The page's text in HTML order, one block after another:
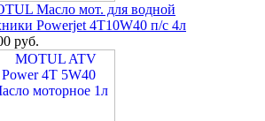
Масло мот. для водной
Powerjet 4T10W40 п/с 4л
руб.